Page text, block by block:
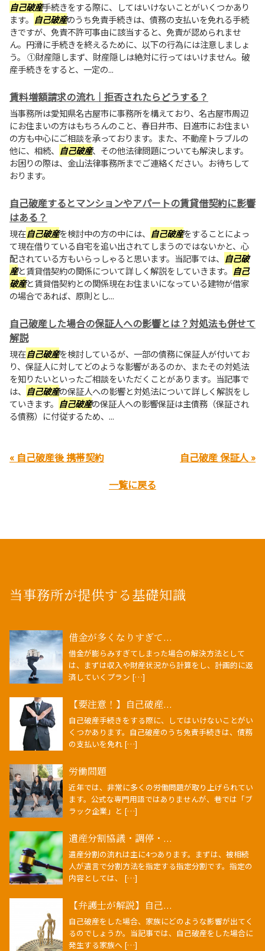
自己破産手続きをする際に、してはいけないことがいくつかあり
ます。 自己破産のうち免責手続きは、債務の支払いを免れる手続
きですが、免責不許可事由に該当すると、免責が認められませ
ん。円滑に手続きを終えるために、以下の行為には注意しましょ
う。 ①財産隠しまず、財産隠しは絶対に行ってはいけません。破
産手続きをすると、一定の...
賃料増額請求の流れ｜拒否されたらどうする？
当事務所は愛知県名古屋市に事務所を構えており、名古屋市周辺
にお住まいの方はもちろんのこと、春日井市、日進市にお住まい
の方も中心にご相談を承っております。また、不動産トラブルの
他に、相続、 自己破産、その他法律問題についても解決します。
お困りの際は、金山法律事務所までご連絡ください。お待ちして
おります。
自己破産するとマンションやアパートの賃貸借契約に影響
はある？
現在自己破産を検討中の方の中には、 自己破産をすることによっ
て現在借りている自宅を追い出されてしまうのではないかと、心
配されている方もいらっしゃると思います。当記事では、 自己破
産と賃貸借契約の関係について詳しく解説をしていきます。 自己
破産と賃貸借契約との関係現在お住まいになっている建物が借家
の場合であれば、原則とし...
自己破産した場合の保証人への影響とは？対処法も併せて
解説
現在自己破産を検討しているが、一部の債務に保証人が付いてお
り、保証人に対してどのような影響があるのか、またその対処法
を知りたいといったご相談をいただくことがあります。当記事で
は、 自己破産の保証人への影響と対処法について詳しく解説をし
ていきます。 自己破産の保証人への影響保証は主債務（保証され
る債務）に付従するため、...
« 自己破産後 携帯契約
自己破産 保証人 »
一覧に戻る
当事務所が提供する基礎知識
借金が多くなりすぎて...
借金が膨らみすぎてしまった場合の解決方法として
は、まずは収入や財産状況から計算をし、計画的に返
済していくプラン […]
【要注意！】自己破産...
自己破産手続きをする際に、してはいけないことがい
くつかあります。自己破産のうち免責手続きは、債務
の支払いを免れ […]
労働問題
近年では、非常に多くの労働問題が取り上げられてい
ます。公式な専門用語ではありませんが、巷では「ブ
ラック企業」と […]
遺産分割協議・調停・...
遺産分割の流れは主に4つあります。まずは、被相続
人が遺言で分割方法を指定する指定分割です。指定の
内容としては、 […]
【弁護士が解説】自己...
自己破産をした場合、家族にどのような影響が出てく
るのでしょうか。当記事では、自己破産をした場合に
発生する家族へ […]